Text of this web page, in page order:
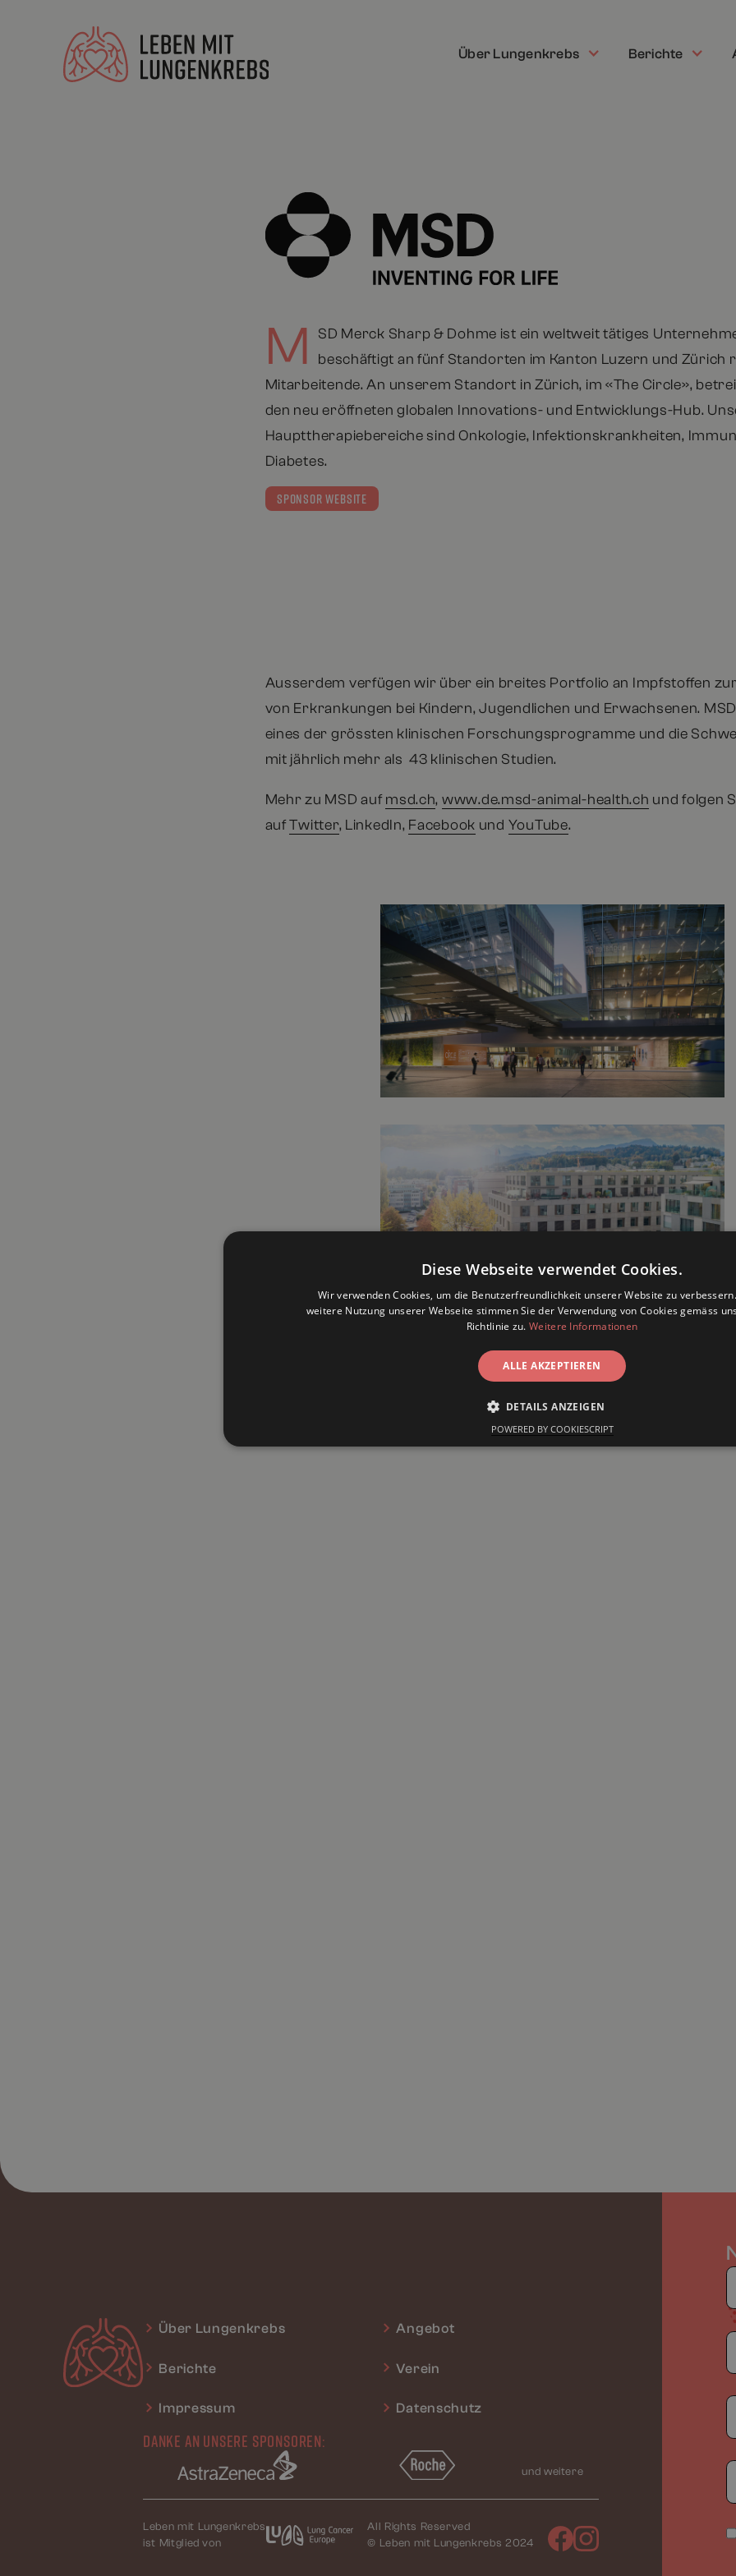
Über Lungenkrebs Berichte
M
SD Merck Sharp & Dohme ist ein weltweit tätiges
beschäftigt an fünf Standorten im Kanton Luzern und Zürich
Mitarbeitende. An unserem Standort in Zürich, im «The Circle»,
den neu eröffneten globalen Innovations- und Entwicklungs-Hub.
Haupttherapiebereiche sind Onkologie, Infektionskrankheiten,
Diabetes.
SPONSOR WEBSITE
Ausserdem verfügen wir über ein breites Portfolio an Impfstoffen
von Erkrankungen bei Kindern, Jugendlichen und Erwachsenen.
eines der grössten klinischen Forschungsprogramme und die
mit jährlich mehr als 43 klinischen Studien.
Mehr zu MSD aufmsd.ch, www.de.msd-animal-health.ch und folgen
aufTwitter, LinkedIn, Facebook und YouTube.
Tochtergesellschaften. Alle Rechte vorbehalten.
Über Lungenkrebs Angebot
Berichte Verein
Impressum Datenschutz
DANKE AN UNSERE SPONSOREN:
und weitere
Leben mit Lungenkrebs
ist Mitglied von
All Rights Reserved
© Leben mit Lungenkrebs 2024
Diese Webseite verwendet Cookies.
Wir verwenden Cookies, um die Benutzerfreundlichkeit unserer Website zu
weitere Nutzung unserer Webseite stimmen Sie der Verwendung von Cookies gemäss
Richtlinie zu.Weitere Informationen
ALLE AKZEPTIEREN
DETAILS ANZEIGEN
POWERED BY COOKIESCRIPT